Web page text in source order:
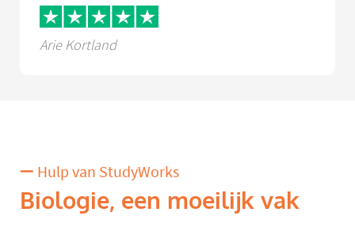
Arie Kortland
Hulp van StudyWorks
Biologie, een moeilijk vak